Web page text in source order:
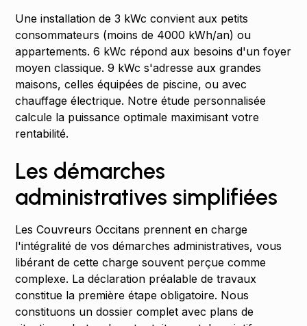
Une installation de 3 kWc convient aux petits
consommateurs (moins de 4000 kWh/an) ou
appartements. 6 kWc répond aux besoins d'un foyer
moyen classique. 9 kWc s'adresse aux grandes
maisons, celles équipées de piscine, ou avec
chauffage électrique. Notre étude personnalisée
calcule la puissance optimale maximisant votre
rentabilité.
Les démarches
administratives simplifiées
Les Couvreurs Occitans prennent en charge
l'intégralité de vos démarches administratives, vous
libérant de cette charge souvent perçue comme
complexe. La déclaration préalable de travaux
constitue la première étape obligatoire. Nous
constituons un dossier complet avec plans de